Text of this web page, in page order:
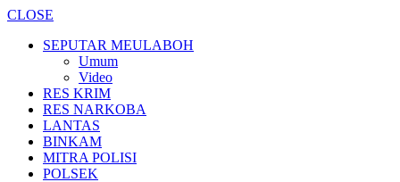
CLOSE
SEPUTAR MEULABOH
Umum
Video
RES KRIM
RES NARKOBA
LANTAS
BINKAM
MITRA POLISI
POLSEK